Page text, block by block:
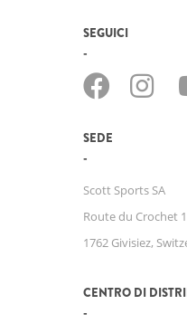
SEGUICI
SEDE
Scott Sports SA
Route du Crochet
1762 Givisiez,
CENTRO DI